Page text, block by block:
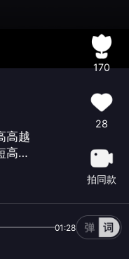
高越
高兴
170
28
拍同款
01:28